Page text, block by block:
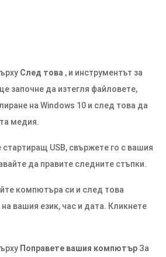
След това , и инструментът за
започне да изтегля файловете,
на Windows 10 и след това да
медия.
USB, свържете го с вашия
да правите следните стъпки.
компютъра си и след това
вашия език, час и дата. Кликнете
Поправете вашия компютър За